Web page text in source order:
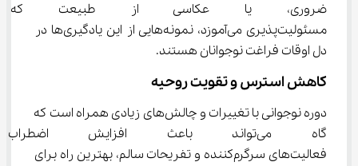
ضروری، یا عکاسی از طبیعت
مسئولیت‌پذیری می‌آموزد، نمونه‌هایی از این یادگیری‌ها در
دل اوقات فراغت نوجوانان هستند.
کاهش استرس و تقویت روحیه
دوره نوجوانی با تغییرات و چالش‌های زیادی همراه است که
گاه می‌تواند باعث افزایش
فعالیت‌های سرگرم‌کننده و تفریحات سالم، بهترین راه برای